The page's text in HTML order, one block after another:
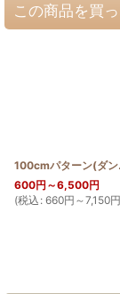
この商品を買
600円 ～6,500円
(税込 : 660円 ～7,150円